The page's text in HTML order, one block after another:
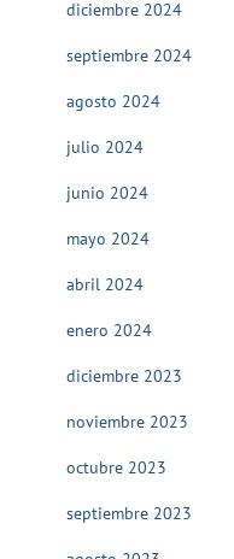
diciembre 2024
septiembre 2024
agosto 2024
julio 2024
junio 2024
mayo 2024
abril 2024
enero 2024
diciembre 2023
noviembre 2023
octubre 2023
septiembre 2023